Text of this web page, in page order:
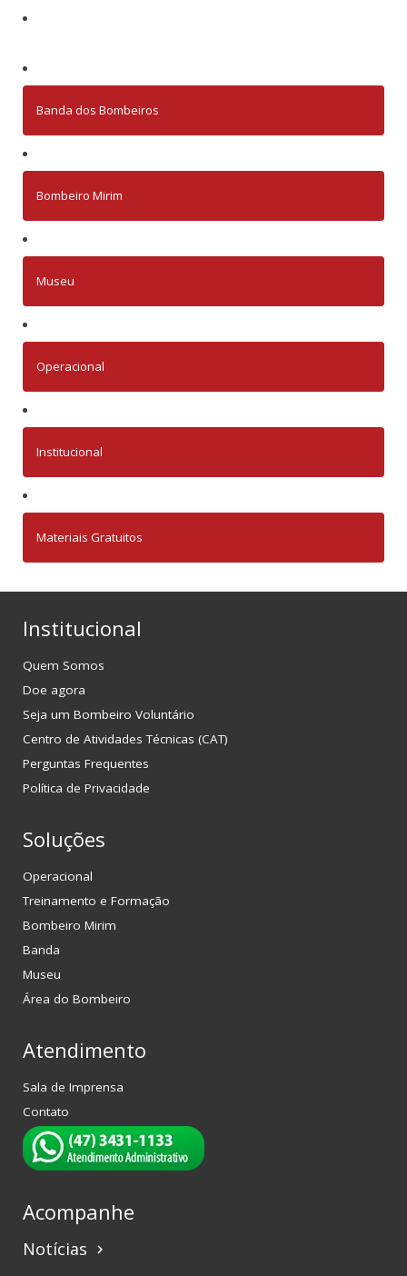
Banda dos Bombeiros
Bombeiro Mirim
Museu
Operacional
Institucional
Materiais Gratuitos
Institucional
Quem Somos
Doe agora
Seja um Bombeiro Voluntário
Centro de Atividades Técnicas (CAT)
Perguntas Frequentes
Política de Privacidade
Soluções
Operacional
Treinamento e Formação
Bombeiro Mirim
Banda
Museu
Área do Bombeiro
Atendimento
Sala de Imprensa
Contato
Acompanhe
Notícias keyboard_arrow_right